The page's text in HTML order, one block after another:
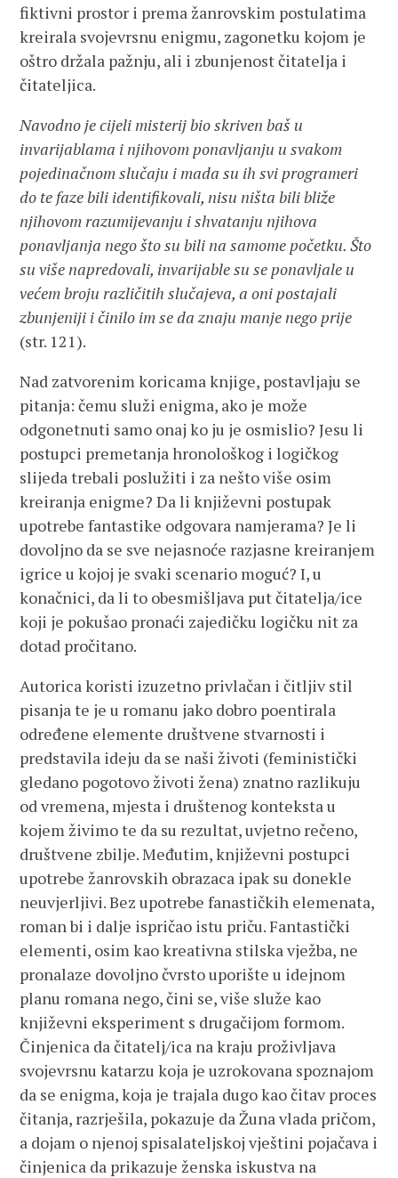
fiktivni prostor i prema žanrovskim postulatima
kreirala svojevrsnu enigmu, zagonetku kojom je
oštro držala pažnju, ali i zbunjenost čitatelja i
čitateljica.
Navodno je cijeli misterij bio skriven baš u
invarijablama i njihovom ponavljanju u svakom
pojedinačnom slučaju i mada su ih svi programeri
do te faze bili identifikovali, nisu ništa bili bliže
njihovom razumijevanju i shvatanju njihova
ponavljanja nego što su bili na samome početku. Što
su više napredovali, invarijable su se ponavljale u
većem broju različitih slučajeva, a oni postajali
zbunjeniji i činilo im se da znaju manje nego prije
(str. 121).
Nad zatvorenim koricama knjige, postavljaju se
pitanja: čemu služi enigma, ako je može
odgonetnuti samo onaj ko ju je osmislio? Jesu li
postupci premetanja hronološkog i logičkog
slijeda trebali poslužiti i za nešto više osim
kreiranja enigme? Da li književni postupak
upotrebe fantastike odgovara namjerama? Je li
dovoljno da se sve nejasnoće razjasne kreiranjem
igrice u kojoj je svaki scenario moguć? I, u
konačnici, da li to obesmišljava put čitatelja/ice
koji je pokušao pronaći zajedičku logičku nit za
dotad pročitano.
Autorica koristi izuzetno privlačan i čitljiv stil
pisanja te je u romanu jako dobro poentirala
određene elemente društvene stvarnosti i
predstavila ideju da se naši životi (feministički
gledano pogotovo životi žena) znatno razlikuju
od vremena, mjesta i društenog konteksta u
kojem živimo te da su rezultat, uvjetno rečeno,
društvene zbilje. Međutim, književni postupci
upotrebe žanrovskih obrazaca ipak su donekle
neuvjerljivi. Bez upotrebe fanastičkih elemenata,
roman bi i dalje ispričao istu priču. Fantastički
elementi, osim kao kreativna stilska vježba, ne
pronalaze dovoljno čvrsto uporište u idejnom
planu romana nego, čini se, više služe kao
književni eksperiment s drugačijom formom.
Činjenica da čitatelj/ica na kraju proživljava
svojevrsnu katarzu koja je uzrokovana spoznajom
da se enigma, koja je trajala dugo kao čitav proces
čitanja, razrješila, pokazuje da Žuna vlada pričom,
a dojam o njenoj spisalateljskoj vještini pojačava i
činjenica da prikazuje ženska iskustva na